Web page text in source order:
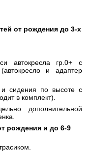
от рождения до 3-х
автокресла гр.0+ с
и адаптер
и сидения по высоте с
в комплект).
дополнительной
рождения и до 6-9